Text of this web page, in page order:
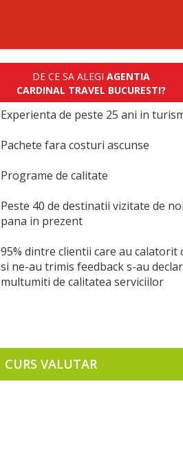
DE CE SA ALEGI AGENTIA
CARDINAL TRAVEL BUCURESTI?
Experienta de peste 25 ani in
Pachete fara costuri ascunse
Programe de calitate
Peste 40 de destinatii vizitate de noi
pana in prezent
95% dintre clientii care au calatorit
si ne-au trimis feedback s-au
multumiti de calitatea serviciilor
CURS VALUTAR